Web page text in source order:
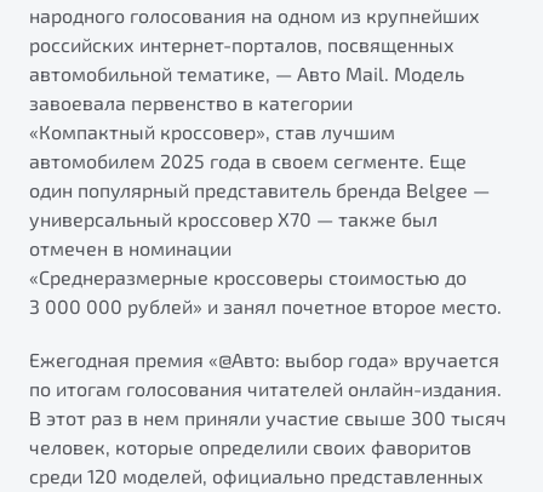
Элегантный и практичный седан
от 1 699 990 ₽*
Обзор В наличии
X70
Узнайте о специальных выгодах при покупке
автомобиля Belgee
Подробно
Тест-драйв
Автокредит
Спецпредложения
Будьте еще более уверены на дорогах с программой
Преимущества программы
народного голосования на одном из крупнейших
российских интернет-порталов, посвященных
автомобильной тематике, — Авто Mail. Модель
завоевала первенство в категории
«Компактный кроссовер», став лучшим
автомобилем 2025 года в своем сегменте. Еще
один популярный представитель бренда Belgee —
универсальный кроссовер X70 — также был
отмечен в номинации
«Среднеразмерные кроссоверы стоимостью до
3 000 000 рублей» и занял почетное второе место.
Ежегодная премия «@Авто: выбор года» вручается
по итогам голосования читателей онлайн-издания.
В этот раз в нем приняли участие свыше 300 тысяч
человек, которые определили своих фаворитов
среди 120 моделей, официально представленных